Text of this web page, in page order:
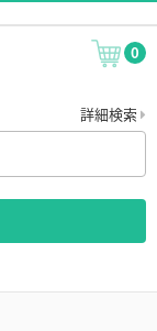
0
詳細検索